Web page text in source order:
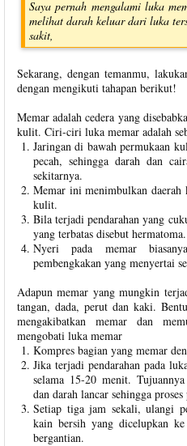
Saya pernah mengalami luka
melihat darah keluar dari luka
sakit,
Sekarang, dengan temanmu,
dengan mengikuti tahapan berikut!
Memar adalah cedera yang
kulit. Ciri-ciri luka memar adalah
Jaringan di bawah permukaan
pecah, sehingga darah dan
sekitarnya.
Memar ini menimbulkan daerah
kulit.
Bila terjadi pendarahan yang
yang terbatas disebut hermatoma.
Nyeri pada memar
pembengkakan yang menyertai
Adapun memar yang mungkin
tangan, dada, perut dan kaki.
mengakibatkan memar dan
mengobati luka memar
Kompres bagian yang memar
Jika terjadi pendarahan pada
selama 15-20 menit.
dan darah lancar sehingga
Setiap tiga jam sekali, ulangi
kain bersih yang dicelupkan
bergantian.